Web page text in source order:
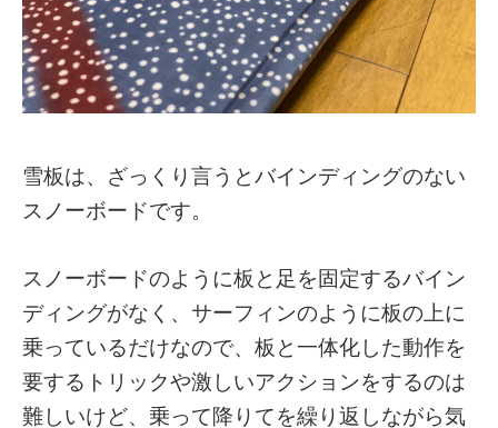
雪板は、ざっくり言うとバインディングのない
スノーボードです。
スノーボードのように板と足を固定するバイン
ディングがなく、サーフィンのように板の上に
乗っているだけなので、板と一体化した動作を
要するトリックや激しいアクションをするのは
難しいけど、乗って降りてを繰り返しながら気